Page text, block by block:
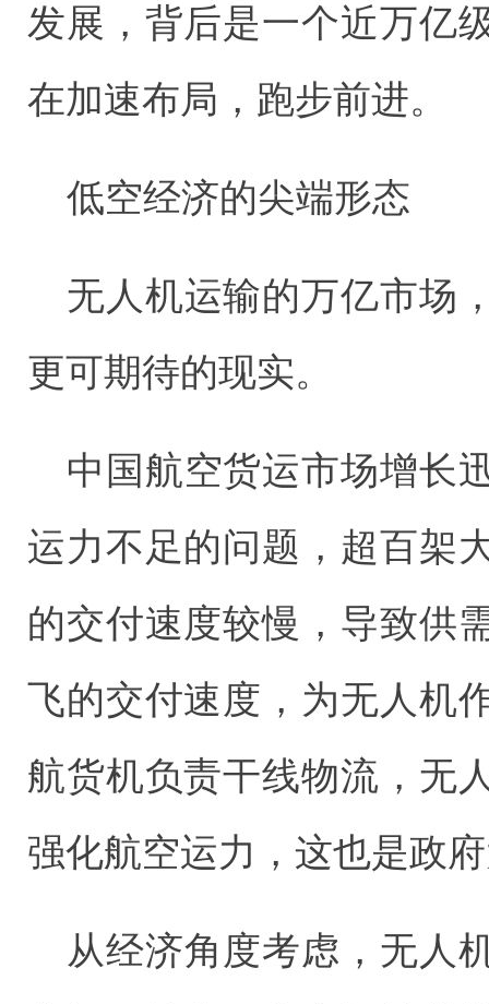
发展，背后是一个近万亿
在加速布局，跑步前进。
低空经济的尖端形态
无人机运输的万亿市场
更可期待的现实。
中国航空货运市场增长
运力不足的问题，超百架
的交付速度较慢，导致供
飞的交付速度，为无人机
航货机负责干线物流，无
强化航空运力，这也是政
从经济角度考虑，无人